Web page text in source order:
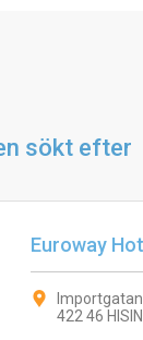
sökt efter
Euroway
Importgatan
422 46